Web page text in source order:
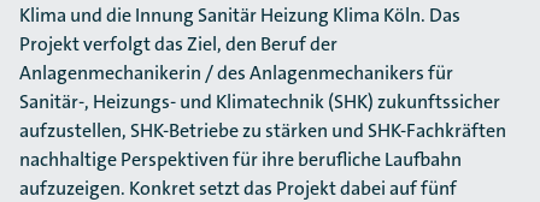
Klima und die Innung Sanitär Heizung Klima Köln. Das
Projekt verfolgt das Ziel, den Beruf der
Anlagenmechanikerin / des Anlagenmechanikers für
Sanitär-, Heizungs- und Klimatechnik (SHK) zukunftssicher
aufzustellen, SHK-Betriebe zu stärken und SHK-Fachkräften
nachhaltige Perspektiven für ihre berufliche Laufbahn
aufzuzeigen. Konkret setzt das Projekt dabei auf fünf